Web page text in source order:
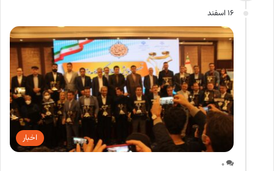
16 اسفند
اخبار
0